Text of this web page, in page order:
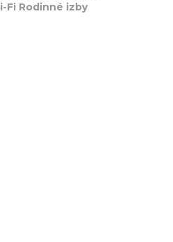
Fi Rodinné izby